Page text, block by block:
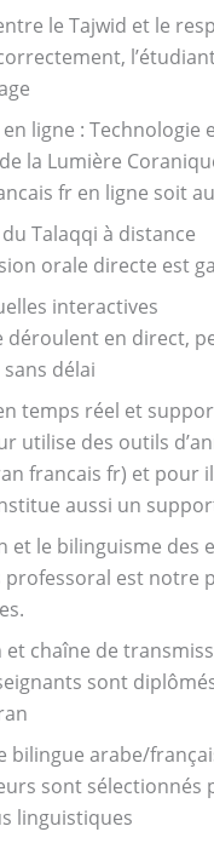
le Tajwid et le
en ligne :
de la Lumière
fr en ligne soit
Talaqqi à distance
orale directe est
interactives
déroulent en direct,
délai
temps réel et
utilise des outils
francais fr) et pour
aussi un
et le bilinguisme des
est notre
chaîne de
sont
bilingue arabe/
sont sélectionnés
linguistiques